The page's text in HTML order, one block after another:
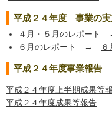
平成２４年度 事業の実
４月・５月のレポー
６月のレポート →
６
平成２４年度事業報告
平成２４年度上半期成果等
平成２４年度成果等報告